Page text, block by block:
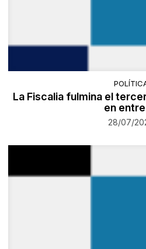
La Fiscalia fulmina el
en
28/07/